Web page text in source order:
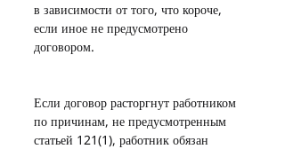
в зависимости от того, что короче,
если иное не предусмотрено
договором.
Если договор расторгнут работником
по причинам, не предусмотренным
статьей 121(1), работник обязан